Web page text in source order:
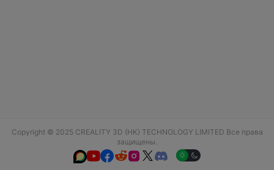
Copyright © 2025 CREALITY 3D (HK) TECHNOLOGY LIMITED Все права
защищены.
  